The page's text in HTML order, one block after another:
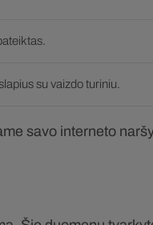
su vaizdo turiniu.
savo interneto